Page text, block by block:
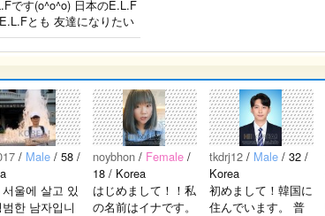
です(o^o^o) 日本のE.L.F
とも 友達になりたい
ら仲良くしてください
願いしま
すー♪..
う〜〜！..
/ Male/ 58 /
울에 살고 있
한 남자입니
noybhon / Female/
18 / Korea
はじめまして！！私
の名前はイナです。
tkdrj12 / Male/ 32 /
Korea
初めまして！韓国に
住んでいます。 ​普